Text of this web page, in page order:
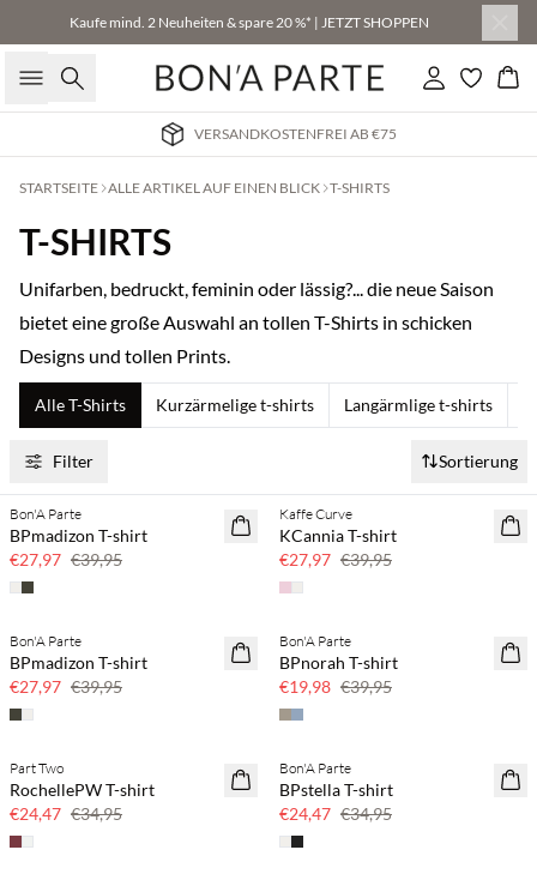
Kaufe mind. 2 Neuheiten & spare 20 %* | JETZT SHOPPEN
Suche Einloggen
VERSANDKOSTENFREI AB €75
STARTSEITE ALLE ARTIKEL AUF EINEN BLICK T-SHIRTS
T-SHIRTS
Unifarben, bedruckt, feminin oder lässig?... die neue Saison
bietet eine große Auswahl an tollen T-Shirts in schicken
Designs und tollen Prints.
Alle T-Shirts Kurzärmelige t-shirts Langärmlige t-shirts
Filter Sortierung
SAVE20
Bon'A Parte
BPmadizon T-shirt
€27,97 €39,95
SAVE20
Kaffe Curve
KCannia T-shirt
€27,97 €39,95
SAVE20
Bon'A Parte
BPmadizon T-shirt
€27,97 €39,95
SAVE20
Bon'A Parte
BPnorah T-shirt
€19,98 €39,95
SAVE20
Part Two
RochellePW T-shirt
€24,47 €34,95
SAVE20
Bon'A Parte
BPstella T-shirt
€24,47 €34,95